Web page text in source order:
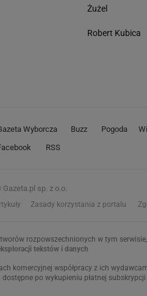
Żużel
Robert Kubica
Wyborcza Buzz Pogoda
RSS
sp. z o.o.
Zasady korzystania z portalu
rozpowszechnionych w tym
tekstów i danych
komercyjnej współpracy z ich
po wykupieniu płatnej subskrypcji